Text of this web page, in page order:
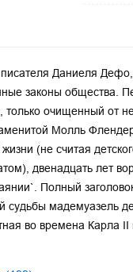
Даниеля
законы общества.
очищенный от
Молль
(не считая
двенадцать лет
Полный
судьбы мадемуазель
во времена Карла